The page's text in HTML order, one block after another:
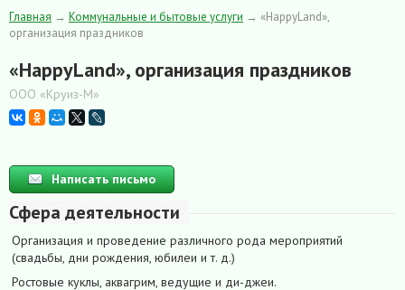
Главная → Коммунальные и бытовые услуги → «HappyLand»,
организация праздников
«HappyLand», организация праздников
ООО «Круиз-М»
Написать письмо
Сфера деятельности
Организация и проведение различного рода мероприятий
(свадьбы, дни рождения, юбилеи и т. д.)
Ростовые куклы, аквагрим, ведущие и ди-джеи.